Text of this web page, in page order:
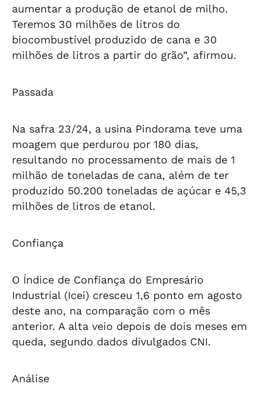
aumentar a produção de etanol de milho.
Teremos 30 milhões de litros do
biocombustível produzido de cana e 30
milhões de litros a partir do grão”, afirmou.
Passada
Na safra 23/24, a usina Pindorama teve uma
moagem que perdurou por 180 dias,
resultando no processamento de mais de 1
milhão de toneladas de cana, além de ter
produzido 50.200 toneladas de açúcar e 45,3
milhões de litros de etanol.
Confiança
O Índice de Confiança do Empresário
Industrial (Icei) cresceu 1,6 ponto em agosto
deste ano, na comparação com o mês
anterior. A alta veio depois de dois meses em
queda, segundo dados divulgados CNI.
Análise